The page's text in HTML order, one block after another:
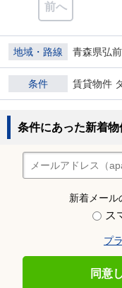
前へ
地域・路線 青森県弘
条件 賃貸物件
条件にあった新着
新着メール
ス
プ
同意